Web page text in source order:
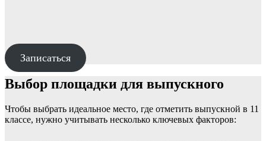
Записаться
Выбор площадки для выпускного
Чтобы выбрать идеальное место, где отметить выпускной в 11
классе, нужно учитывать несколько ключевых факторов: